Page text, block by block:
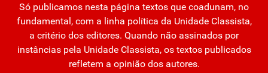
Só publicamos nesta página textos que coadunam, no
fundamental, com a linha política da Unidade Classista,
a critério dos editores. Quando não assinados por
instâncias pela Unidade Classista, os textos publicados
refletem a opinião dos autores.